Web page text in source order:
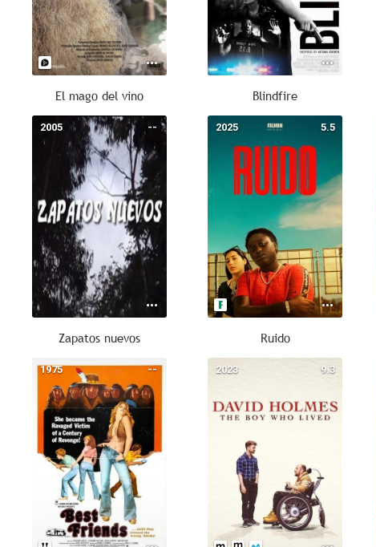
El mago del vino Blindfire
--
2005
Zapatos nuevos
5.5
2025
Ruido
--
1975 9.3
2023